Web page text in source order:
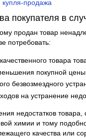
купля-продажа
покупателя в
продан товар
потребовать:
товара
покупной
безвозмездного
на устранение
недостатков
химии и тому
качества или